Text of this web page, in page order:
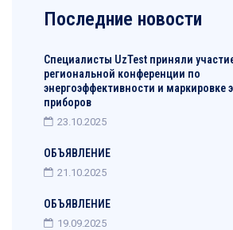
Последние новости
Специалисты UzTest приняли
региональной конференции по
энергоэффективности и маркировке
приборов
23.10.2025
ОБЪЯВЛЕНИЕ
21.10.2025
ОБЪЯВЛЕНИЕ
19.09.2025